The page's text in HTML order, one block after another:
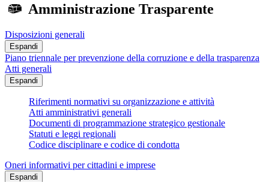
Amministrazione Trasparente
Disposizioni generali
Espandi
Piano triennale per prevenzione della corruzione e della trasparenza
Atti generali
Espandi
Riferimenti normativi su organizzazione e attività
Atti amministrativi generali
Documenti di programmazione strategico gestionale
Statuti e leggi regionali
Codice disciplinare e codice di condotta
Oneri informativi per cittadini e imprese
Espandi